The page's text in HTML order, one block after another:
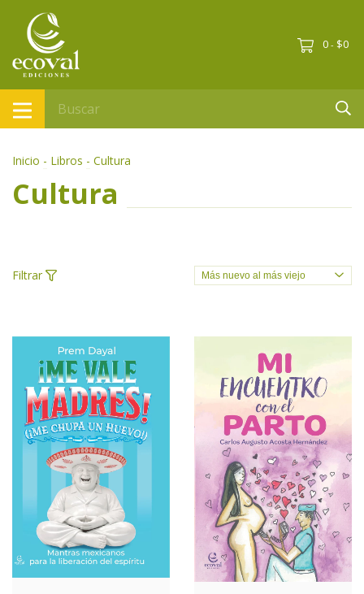
0 - $0
Inicio - Libros - Cultura
Cultura
Filtrar